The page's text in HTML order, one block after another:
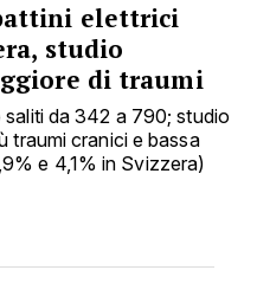
elettrici
studio
di traumi
saliti da 342 a 790; studio
traumi cranici e bassa
e 4,1% in Svizzera)